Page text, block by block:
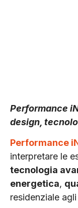
Performance
design,
Performance
interpretare le
tecnologia
energetica,
residenziale